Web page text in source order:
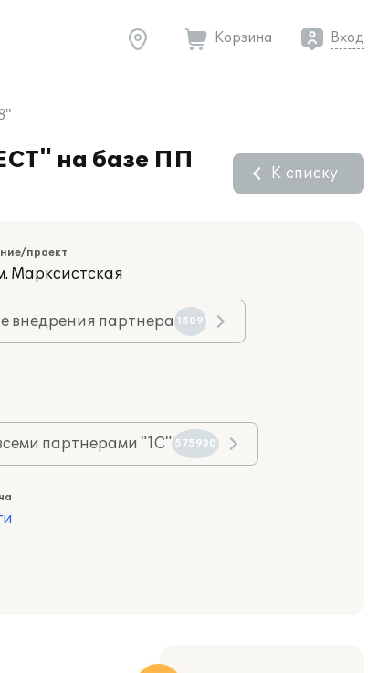
Корзина Вход
на базе ПП
К списку
проект
Марксистская
внедрения партнера 1509
партнерами "1С" 575930